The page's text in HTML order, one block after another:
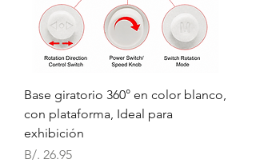
Base giratorio 360° en color blanco,
con plataforma, Ideal para
exhibición
Precio
B/. 26.95